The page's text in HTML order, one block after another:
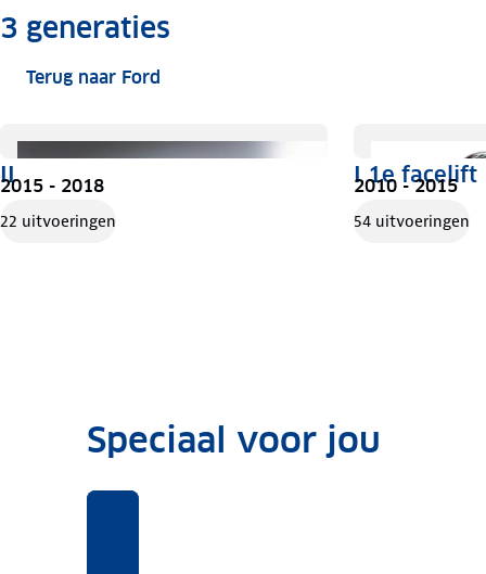
3 generaties
Terug naar Ford
II
2015 - 2018
22 uitvoeringen
I 1e facelift
2010 - 2015
54 uitvoeringen
Speciaal voor jou